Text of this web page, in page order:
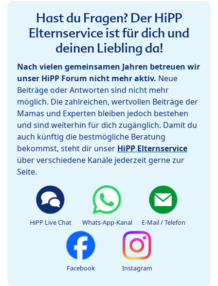
Hast du Fragen? Der HiPP
Elternservice ist für dich und
deinen Liebling da!
Nach vielen gemeinsamen Jahren betreuen wir
unser HiPP Forum nicht mehr aktiv. Neue
Beiträge oder Antworten sind nicht mehr
möglich. Die zahlreichen, wertvollen Beiträge der
Mamas und Experten bleiben jedoch bestehen
und sind weiterhin für dich zugänglich. Damit du
auch künftig die bestmögliche Beratung
bekommst, steht dir unser HiPP Elternservice
über verschiedene Kanäle jederzeit gerne zur
Seite.
HiPP Live Chat Whats-App-Kanal E-Mail / Telefon
Facebook Instagram